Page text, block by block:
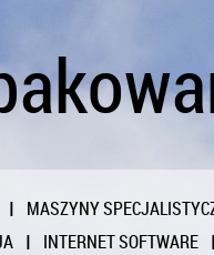
MASZYNY
INTERNET SOFTWARE